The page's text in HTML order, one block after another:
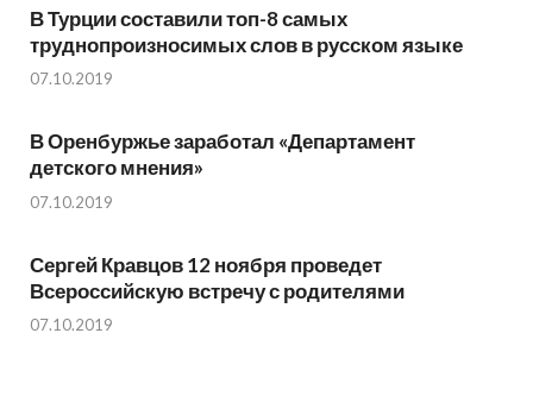
В Турции составили топ-8 самых
труднопроизносимых слов в русском языке
07.10.2019
В Оренбуржье заработал «Департамент
детского мнения»
07.10.2019
Сергей Кравцов 12 ноября проведет
Всероссийскую встречу с родителями
07.10.2019